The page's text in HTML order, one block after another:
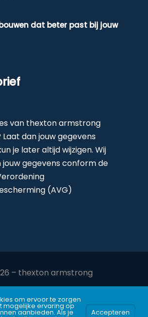
dat beter past bij jouw
van thexton armstrong
dan jouw gegevens
je later altijd wijzigen. Wij
jouw gegevens conform de
(AVG)
– thexton armstrong
DISCLAIMER
om ervoor te zorgen
mogelijke ervaring op
aanbieden. Als je Accepteren